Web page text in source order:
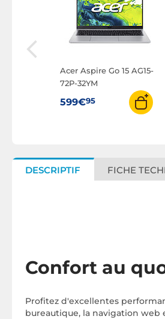
Acer Aspire Go 15 AG15-
72P-32YM
599€95
DESCRIPTIF FICHE
Confort au
Profitez d'excellentes
bureautique, la navigation